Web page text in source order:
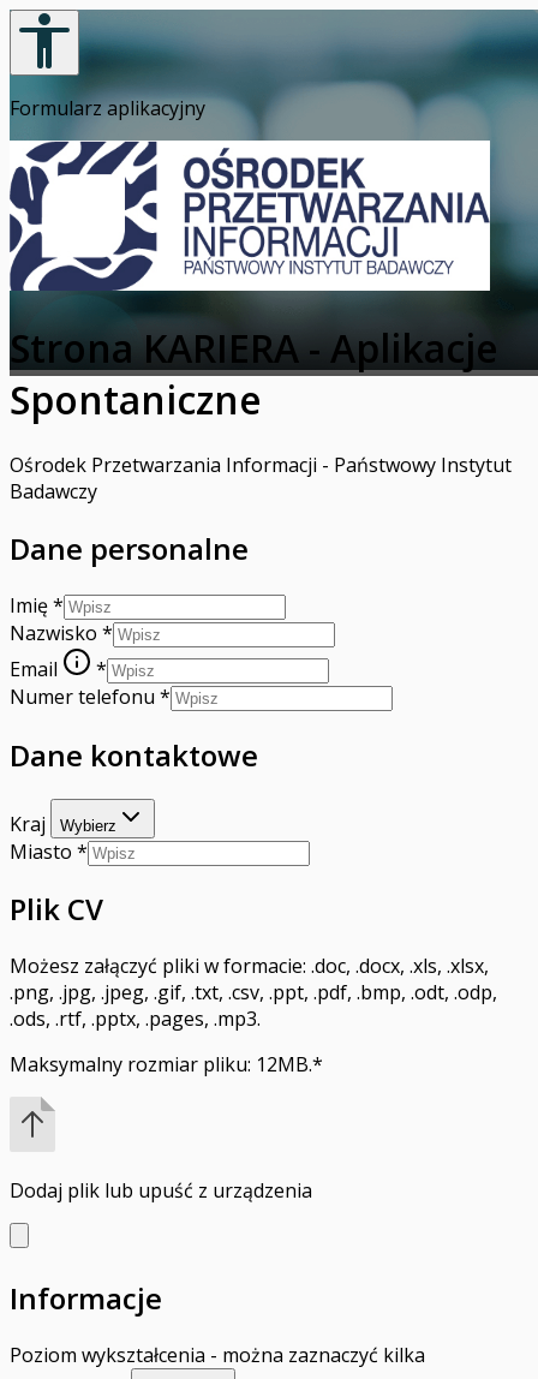
Formularz aplikacyjny
Strona KARIERA - Aplikacje
Spontaniczne
Ośrodek Przetwarzania Informacji - Państwowy Instytut
Badawczy
Dane personalne
Imię*
Nazwisko *
Email
*
Numer telefonu *
Dane kontaktowe
Kraj Wybierz
Miasto *
Plik CV
Możesz załączyć pliki w formacie: .doc, .docx, .xls, .xlsx,
.png, .jpg, .jpeg, .gif, .txt, .csv, .ppt, .pdf, .bmp, .odt, .odp,
.ods, .rtf, .pptx, .pages, .mp3.
Maksymalny rozmiar pliku: 12MB.*
Dodaj plik lub upuść z urządzenia
Informacje
Poziom wykształcenia - można zaznaczyć kilka